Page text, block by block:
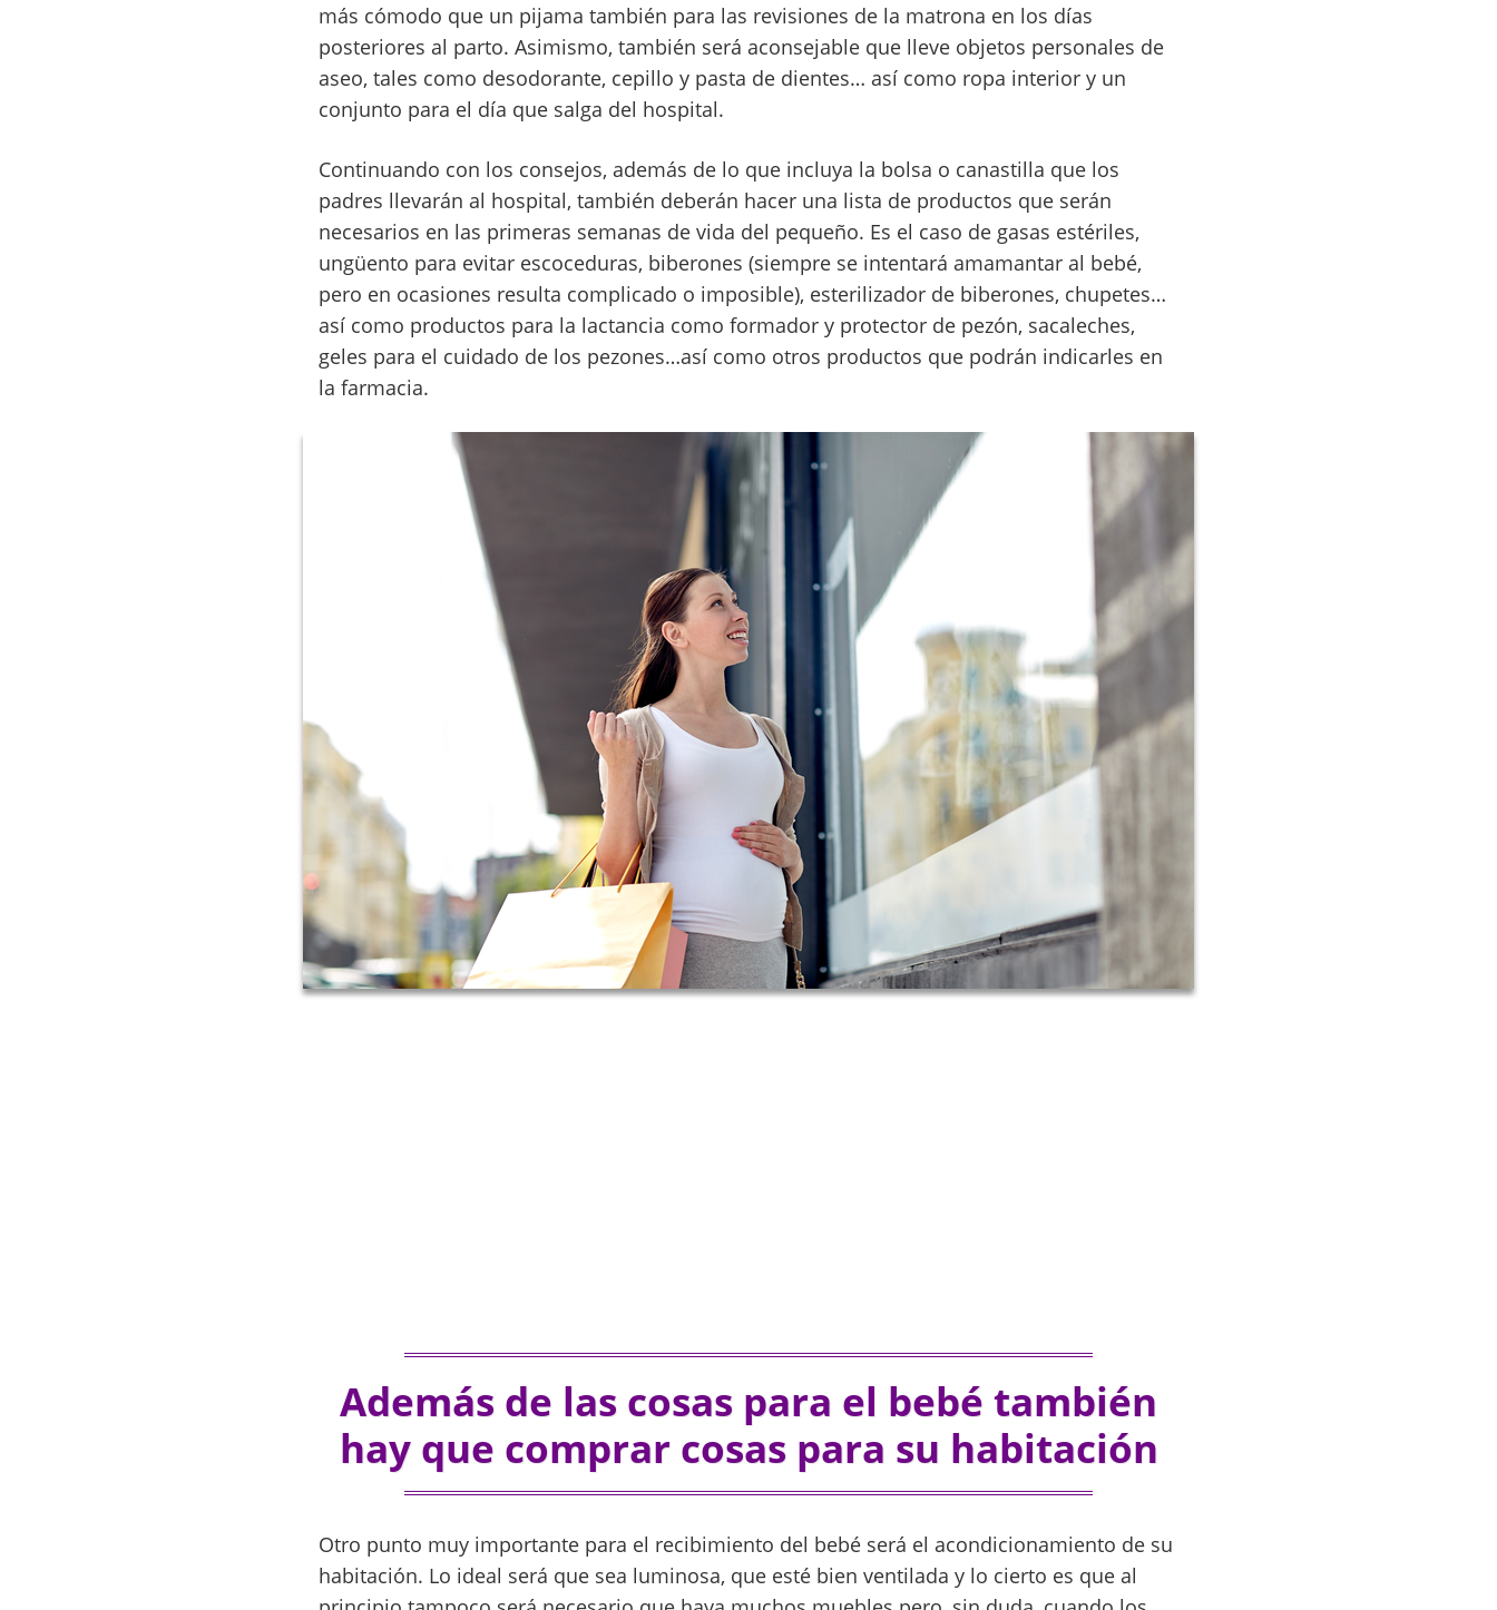
más cómodo que un pijama también para las revisiones de la matrona en los días
posteriores al parto. Asimismo, también será aconsejable que lleve objetos personales de
aseo, tales como desodorante, cepillo y pasta de dientes… así como ropa interior y un
conjunto para el día que salga del hospital.
Continuando con los consejos, además de lo que incluya la bolsa o canastilla que los
padres llevarán al hospital, también deberán hacer una lista de productos que serán
necesarios en las primeras semanas de vida del pequeño. Es el caso de gasas estériles,
ungüento para evitar escoceduras, biberones (siempre se intentará amamantar al bebé,
pero en ocasiones resulta complicado o imposible), esterilizador de biberones, chupetes…
así como productos para la lactancia como formador y protector de pezón, sacaleches,
geles para el cuidado de los pezones…así como otros productos que podrán indicarles en
la farmacia.
Además de las cosas para el bebé también
hay que comprar cosas para su habitación
Otro punto muy importante para el recibimiento del bebé será el acondicionamiento de su
habitación. Lo ideal será que sea luminosa, que esté bien ventilada y lo cierto es que al